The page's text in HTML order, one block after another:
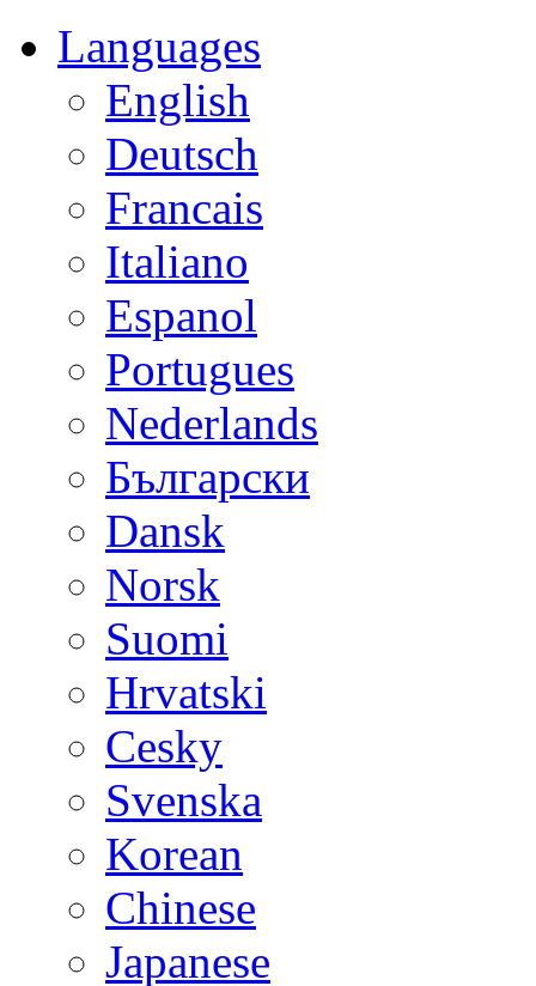
Languages
English
Deutsch
Francais
Italiano
Espanol
Portugues
Nederlands
Български
Dansk
Norsk
Suomi
Hrvatski
Cesky
Svenska
Korean
Chinese
Japanese